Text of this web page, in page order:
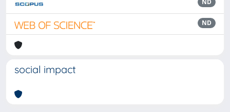
ND
ND
social impact